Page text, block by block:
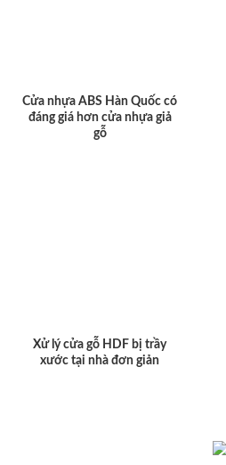
Cửa nhựa ABS Hàn Quốc có
đáng giá hơn cửa nhựa giả
gỗ
Xử lý cửa gỗ HDF bị trầy
xước tại nhà đơn giản